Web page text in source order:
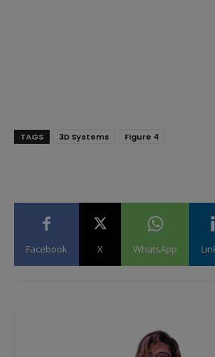
TAGS 3D Systems Figure 4
Facebook X WhatsApp